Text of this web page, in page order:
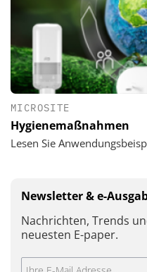
MICROSITE
Hygienemaßnahmen
Lesen Sie
Newsletter & e-
Nachrichten, Trends
neuesten E-paper.